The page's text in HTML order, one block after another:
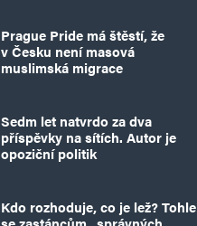
Prague Pride má štěstí, že
v Česku není masová
muslimská migrace
Sedm let natvrdo za dva
příspěvky na sítích. Autor je
opoziční politik
Kdo rozhoduje, co je lež? Tohle